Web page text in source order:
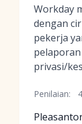
Workday
dengan
pekerja
privasi/
Penilaian: